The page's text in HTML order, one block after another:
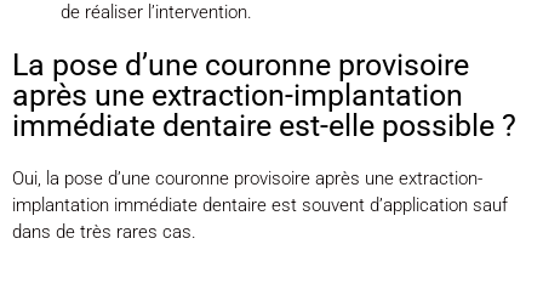
de réaliser l’intervention.
La pose d’une couronne provisoire
après une extraction-implantation
immédiate dentaire est-elle possible ?
Oui, la pose d’une couronne provisoire après une extraction-
implantation immédiate dentaire est souvent d’application sauf
dans de très rares cas.